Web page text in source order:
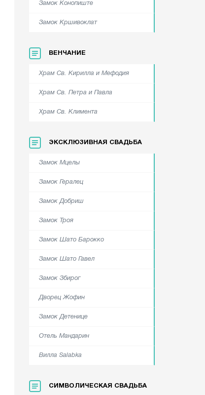
Замок Конопиште
Замок Кршивоклат
ВЕНЧАНИЕ
Храм Cв. Кирилла и Мефодия
Храм Cв. Петра и Павла
Храм Cв. Климента
ЭКСКЛЮЗИВНАЯ СВАДЬБА
Замок Мцелы
Замок Гералец
Замок Добриш
Замок Троя
Замок Шато Барокко
Замок Шато Гавел
Замок Збирог
Дворец Жофин
Замок Детенице
Отель Мандарин
Вилла Salabka
СИМВОЛИЧЕСКАЯ СВАДЬБА